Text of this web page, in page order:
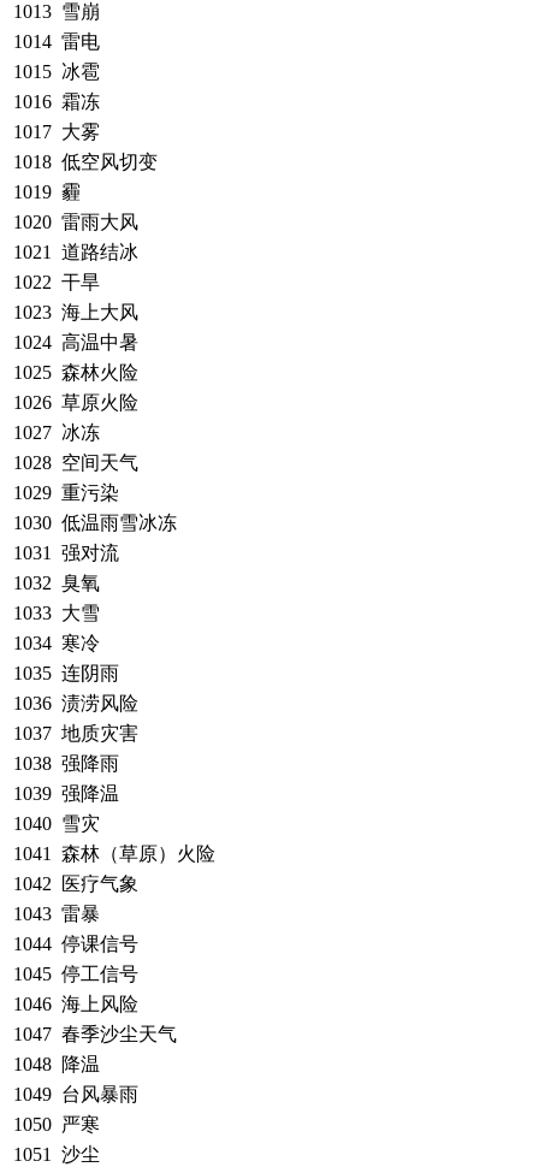
1013 雪崩
1014 雷电
1015 冰雹
1016 霜冻
1017 大雾
1018 低空风切变
1019 霾
1020 雷雨大风
1021
道路结冰
1022 干旱
1023 海上大风
1024 高温中暑
1025 森林火险
1026 草原火险
1027 冰冻
1028 空间天气
1029 重污染
1030 低温雨雪冰冻
1031
强对流
1032 臭氧
1033 大雪
1034 寒冷
1035 连阴雨
1036 渍涝风险
1037 地质灾害
1038 强降雨
1039 强降温
1040 雪灾
1041
森林（草原）火险
1042
医疗气象
1043 雷暴
1044 停课信号
1045 停工信号
1046 海上风险
1047 春季沙尘天气
1048 降温
1049 台风暴雨
1050 严寒
1051
沙尘